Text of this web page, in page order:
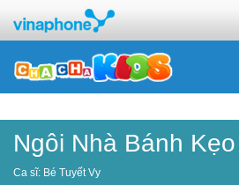
Ngôi Nhà Bánh Kẹo
Ca sĩ: Bé Tuyết Vy